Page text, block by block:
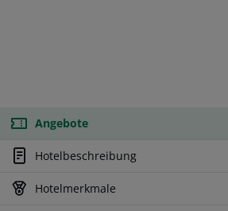
Angebote
Hotelbeschreibung
Hotelmerkmale